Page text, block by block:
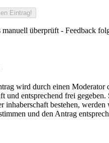
überprüft - Feedback
wird durch einen Moderator
und entsprechend frei gegeben.
inhaberschaft bestehen, werden
und den Antrag